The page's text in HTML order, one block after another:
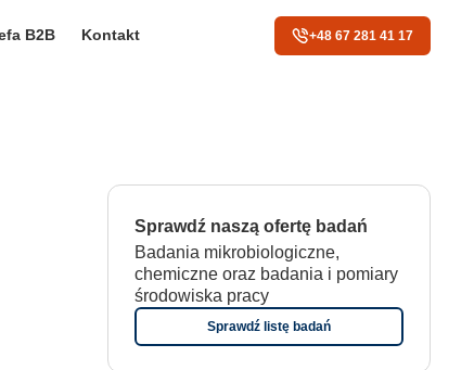
B2B Kontakt +48 67 281 41 17
Sprawdź naszą ofertę badań
Badania mikrobiologiczne,
chemiczne oraz badania i pomiary
środowiska pracy
Sprawdź listę badań